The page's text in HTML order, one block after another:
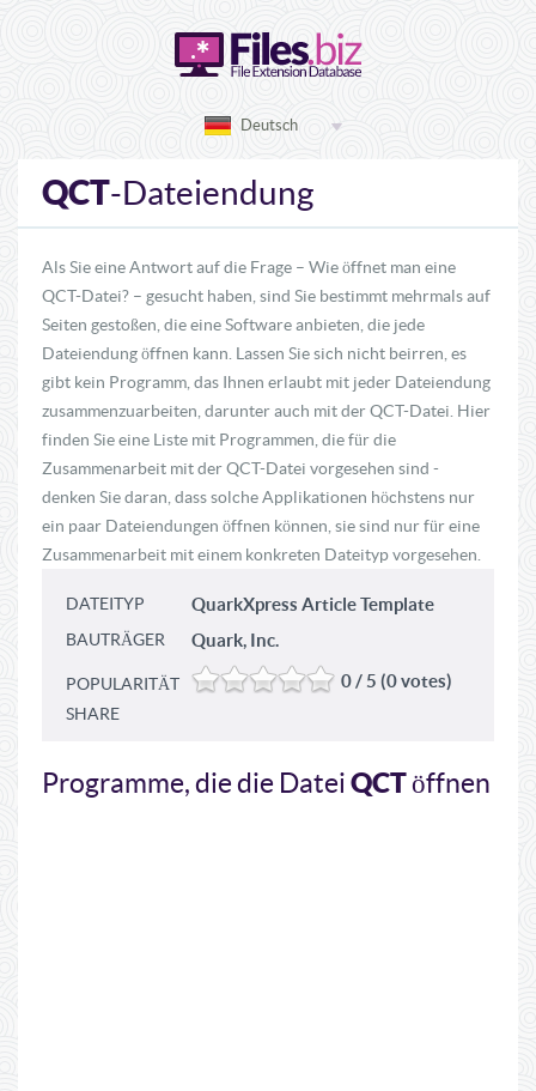
Deutsch
QCT-Dateiendung
Als Sie eine Antwort auf die Frage – Wie öffnet man eine
QCT-Datei? – gesucht haben, sind Sie bestimmt mehrmals auf
Seiten gestoßen, die eine Software anbieten, die jede
Dateiendung öffnen kann. Lassen Sie sich nicht beirren, es
gibt kein Programm, das Ihnen erlaubt mit jeder Dateiendung
zusammenzuarbeiten, darunter auch mit der QCT-Datei. Hier
finden Sie eine Liste mit Programmen, die für die
Zusammenarbeit mit der QCT-Datei vorgesehen sind -
denken Sie daran, dass solche Applikationen höchstens nur
ein paar Dateiendungen öffnen können, sie sind nur für eine
Zusammenarbeit mit einem konkreten Dateityp vorgesehen.
DATEITYP QuarkXpress Article Template
BAUTRÄGER Quark, Inc.
POPULARITÄT 0 / 5 (0 votes)
SHARE
Programme, die die DateiQCTöffnen